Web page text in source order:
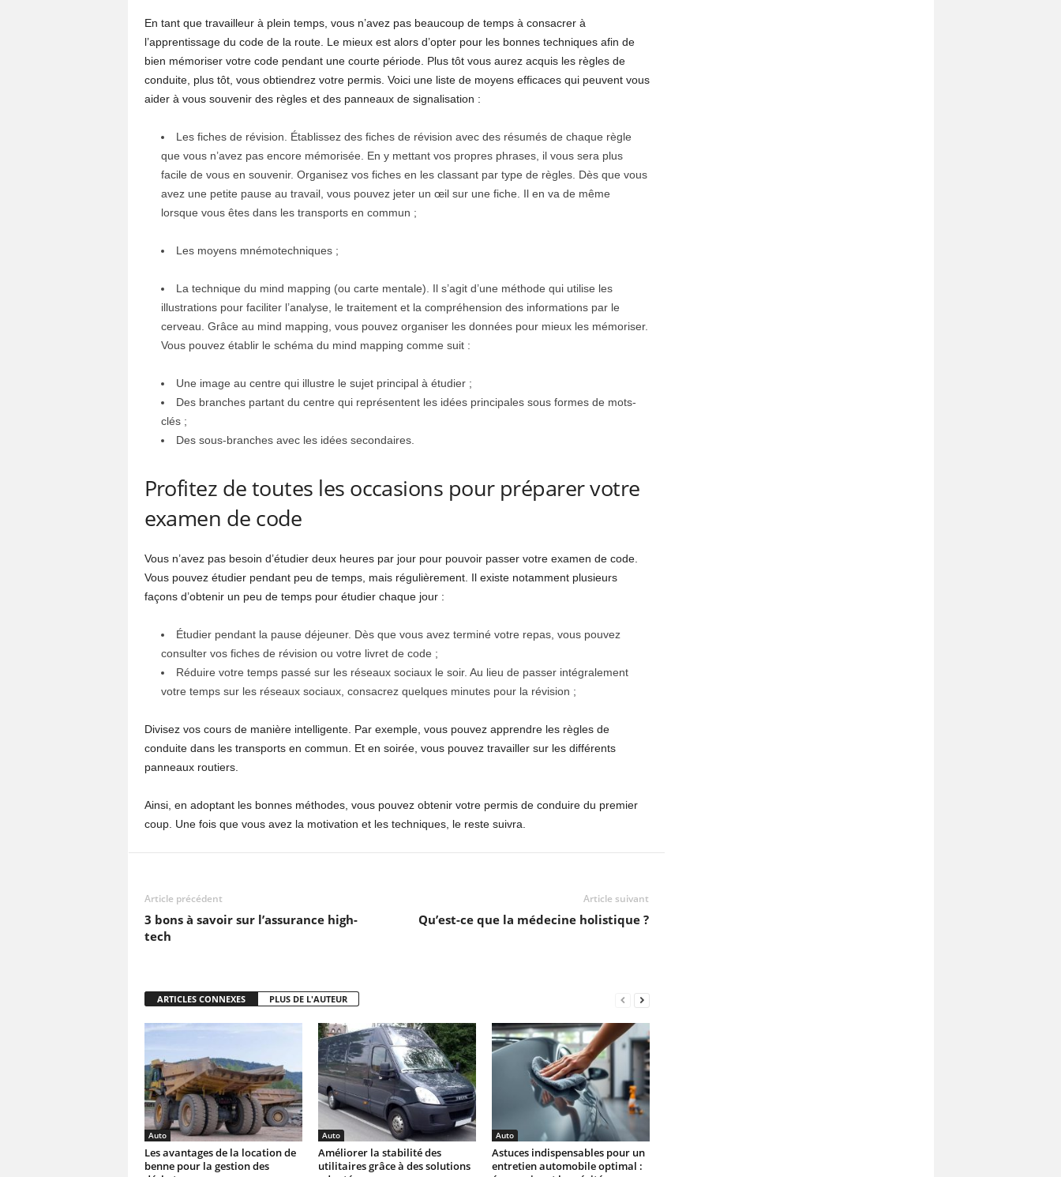
En tant que travailleur à plein temps, vous n’avez pas beaucoup de temps à consacrer à
l’apprentissage du code de la route. Le mieux est alors d’opter pour les bonnes techniques afin de
bien mémoriser votre code pendant une courte période. Plus tôt vous aurez acquis les règles de
conduite, plus tôt, vous obtiendrez votre permis. Voici une liste de moyens efficaces qui peuvent vous
aider à vous souvenir des règles et des panneaux de signalisation :
Les fiches de révision. Établissez des fiches de révision avec des résumés de chaque règle
que vous n’avez pas encore mémorisée. En y mettant vos propres phrases, il vous sera plus
facile de vous en souvenir. Organisez vos fiches en les classant par type de règles. Dès que vous
avez une petite pause au travail, vous pouvez jeter un œil sur une fiche. Il en va de même
lorsque vous êtes dans les transports en commun ;
Les moyens mnémotechniques ;
La technique du mind mapping (ou carte mentale). Il s’agit d’une méthode qui utilise les
illustrations pour faciliter l’analyse, le traitement et la compréhension des informations par le
cerveau. Grâce au mind mapping, vous pouvez organiser les données pour mieux les mémoriser.
Vous pouvez établir le schéma du mind mapping comme suit :
Une image au centre qui illustre le sujet principal à étudier ;
Des branches partant du centre qui représentent les idées principales sous formes de mots-
clés ;
Des sous-branches avec les idées secondaires.
Profitez de toutes les occasions pour préparer votre
examen de code
Vous n’avez pas besoin d’étudier deux heures par jour pour pouvoir passer votre examen de code.
Vous pouvez étudier pendant peu de temps, mais régulièrement. Il existe notamment plusieurs
façons d’obtenir un peu de temps pour étudier chaque jour :
Étudier pendant la pause déjeuner. Dès que vous avez terminé votre repas, vous pouvez
consulter vos fiches de révision ou votre livret de code ;
Réduire votre temps passé sur les réseaux sociaux le soir. Au lieu de passer intégralement
votre temps sur les réseaux sociaux, consacrez quelques minutes pour la révision ;
Divisez vos cours de manière intelligente. Par exemple, vous pouvez apprendre les règles de
conduite dans les transports en commun. Et en soirée, vous pouvez travailler sur les différents
panneaux routiers.
Ainsi, en adoptant les bonnes méthodes, vous pouvez obtenir votre permis de conduire du premier
coup. Une fois que vous avez la motivation et les techniques, le reste suivra.
Article précédent
3 bons à savoir sur l’assurance high-
tech
Article suivant
Qu’est-ce que la médecine holistique ?
ARTICLES CONNEXES PLUS DE L'AUTEUR
Auto
Les avantages de la location de
benne pour la gestion des
Auto
Améliorer la stabilité des
utilitaires grâce à des solutions
Auto
Astuces indispensables pour un
entretien automobile optimal :